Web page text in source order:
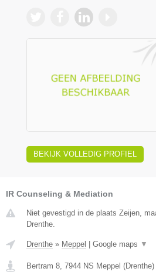
BEKIJK VOLLEDIG PROFIEL
IR Counseling & Mediation
Niet gevestigd in de plaats Zeijen,
Drenthe.
Drenthe » Meppel Google maps ▼
Bertram 8 7944 NS Meppel (Drenthe)